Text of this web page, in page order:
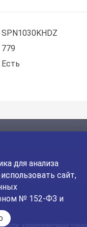
SPN1030KHDZ
779
Есть
сайт
для анализа
сайт,
№ 152-ФЗ и